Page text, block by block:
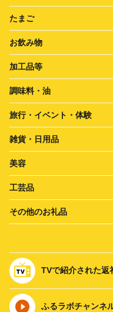
たまご
お飲み物
加工品等
調味料・油
旅行・イベント・体験
雑貨・日用品
美容
工芸品
その他のお礼品
TVで紹介された返
ふるラボチャンネ